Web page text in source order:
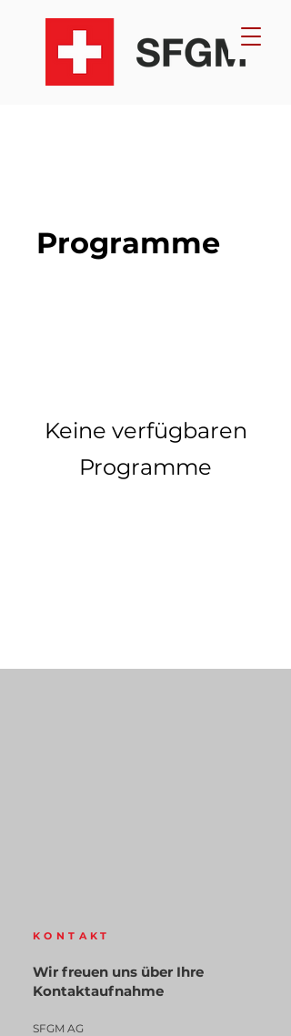
Programme
Keine verfügbaren
Programme
KONTAKT
Wir freuen uns über Ihre
Kontaktaufnahme
SFGM AG